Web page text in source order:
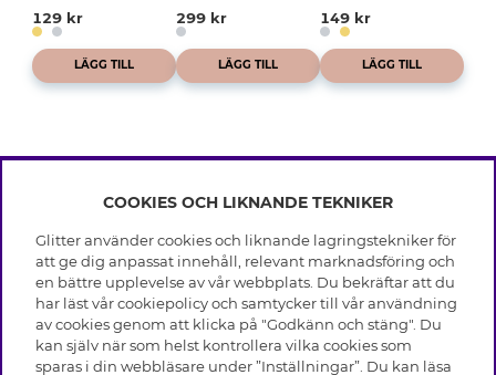
129 kr
LÄGG TILL
299 kr
LÄGG TILL
149 kr
LÄGG TILL
INFO
Leverans
Villkor
Integritetspolicy
Cookies
Medlemsvillkor
OM GLITTER
Black Friday
Våra butiker
Varumärken
HJÄLP
Vanliga frågor
COOKIES OCH LIKNANDE TEKNIKER
Glitter använder cookies och liknande lagringstekniker för
att ge dig anpassat innehåll, relevant marknadsföring och
en bättre upplevelse av vår webbplats. Du bekräftar att du
har läst vår cookiepolicy och samtycker till vår användning
av cookies genom att klicka på "Godkänn och stäng". Du
kan själv när som helst kontrollera vilka cookies som
sparas i din webbläsare under ”Inställningar”. Du kan läsa